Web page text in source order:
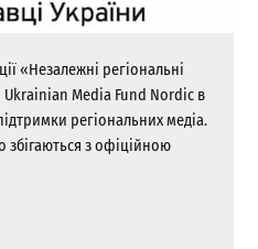
«Незалежні регіональні
Ukrainian Media Fund Nordic в
регіональних медіа.
збігаються з офіційною